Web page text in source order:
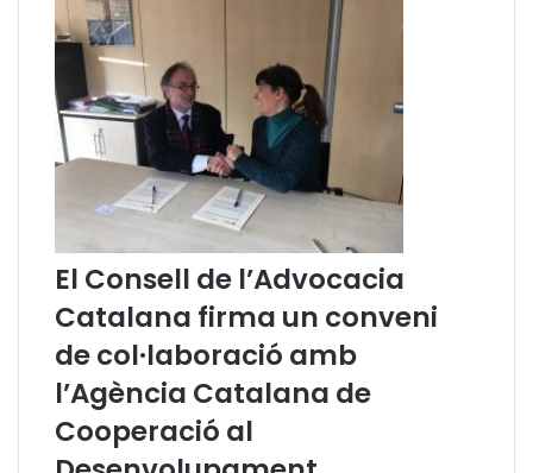
m
e
n
s
b
s
i
s
El Consell de l’Advocacia
Catalana firma un conveni
de col·laboració amb
l’Agència Catalana de
Cooperació al